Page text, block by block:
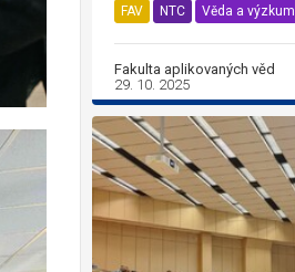
FAV NTC Věda a výzkum
Fakulta aplikovaných věd
29. 10. 2025